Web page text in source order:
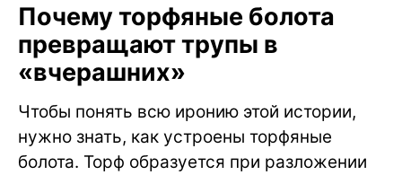
Почему торфяные болота
превращают трупы в
«вчерашних»
Чтобы понять всю иронию этой истории,
нужно знать, как устроены торфяные
болота. Торф образуется при разложении